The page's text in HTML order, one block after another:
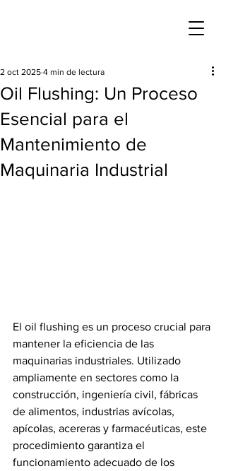
Oil Flushing: Un Proceso
Esencial para el
Mantenimiento de
Maquinaria Industrial
2 oct 2025 4 min de lectura
El oil flushing es un proceso crucial para
mantener la eficiencia de las
maquinarias industriales. Utilizado
ampliamente en sectores como la
construcción, ingeniería civil, fábricas
de alimentos, industrias avícolas,
apícolas, acereras y farmacéuticas, este
procedimiento garantiza el
funcionamiento adecuado de los